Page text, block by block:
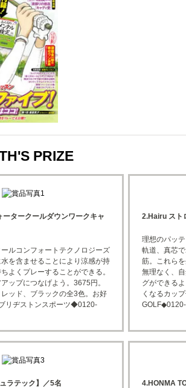
PRIZE
ータークールダウンワークキャ
ルコンフォートテクノロジーズ
を含ませることにより涼感が持
よくプレーすることができる。
ップにつなげよう。3675円。
ッド、ブラックの全3色。お好
リヂストンスポーツ◆0120-
2.Hairu スト
理想のパッ
軌道、真芯
筋。これら
無理なく、
グができる
くなるカッ
ラテック】／5名
4.HONMA